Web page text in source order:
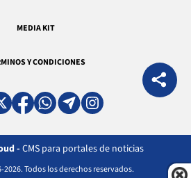
MEDIA KIT
Y CONDICIONES
-CMS para portales de noticias
Todos los derechos reservados.